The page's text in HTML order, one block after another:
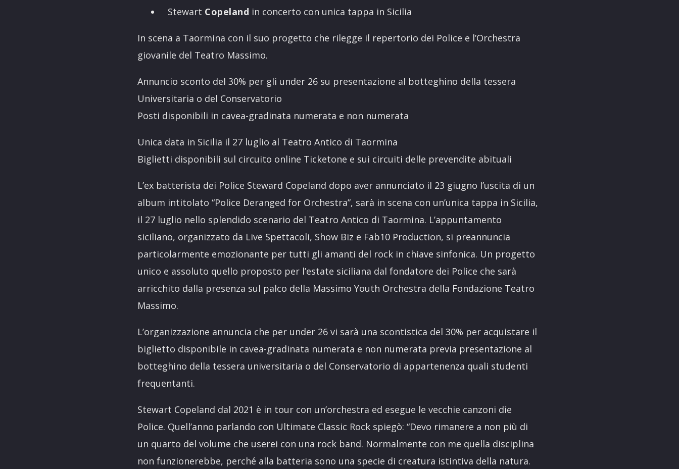
Stewart Copeland in concerto con unica tappa in Sicilia
In scena a Taormina con il suo progetto che rilegge il repertorio dei Police e l’Orchestra
giovanile del Teatro Massimo.
Annuncio sconto del 30% per gli under 26 su presentazione al botteghino della tessera
Universitaria o del Conservatorio
Posti disponibili in cavea-gradinata numerata e non numerata
Unica data in Sicilia il 27 luglio al Teatro Antico di Taormina
Biglietti disponibili sul circuito online Ticketone e sui circuiti delle prevendite abituali
L’ex batterista dei Police Steward Copeland dopo aver annunciato il 23 giugno l’uscita di un
album intitolato “Police Deranged for Orchestra”, sarà in scena con un’unica tappa in Sicilia,
il 27 luglio nello splendido scenario del Teatro Antico di Taormina. L’appuntamento
siciliano, organizzato da Live Spettacoli, Show Biz e Fab10 Production, si preannuncia
particolarmente emozionante per tutti gli amanti del rock in chiave sinfonica. Un progetto
unico e assoluto quello proposto per l’estate siciliana dal fondatore dei Police che sarà
arricchito dalla presenza sul palco della Massimo Youth Orchestra della Fondazione Teatro
Massimo.
L’organizzazione annuncia che per under 26 vi sarà una scontistica del 30% per acquistare il
biglietto disponibile in cavea-gradinata numerata e non numerata previa presentazione al
botteghino della tessera universitaria o del Conservatorio di appartenenza quali studenti
frequentanti.
Stewart Copeland dal 2021 è in tour con un’orchestra ed esegue le vecchie canzoni die
Police. Quell’anno parlando con Ultimate Classic Rock spiegò: “Devo rimanere a non più di
un quarto del volume che userei con una rock band. Normalmente con me quella disciplina
non funzionerebbe, perché alla batteria sono una specie di creatura istintiva della natura.